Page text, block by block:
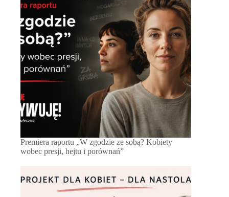
Premiera raportu „W zgodzie ze sobą? Kobiety
wobec presji, hejtu i porównań”